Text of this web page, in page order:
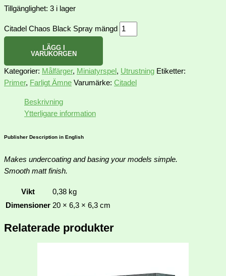
Tillgänglighet: 3 i lager
Citadel Chaos Black Spray mängd
LÄGG I
VARUKORGEN
Kategorier: Målfärger, Miniatyrspel , Utrustning Etiketter:
Primer, Farligt Ämne Varumärke: Citadel
Beskrivning
Ytterligare information
Publisher Description in English
Makes undercoating and basing your models simple.
Smooth matt finish.
Vikt
0,38 kg
Dimensioner 20 × 6,3 × 6,3 cm
Relaterade produkter